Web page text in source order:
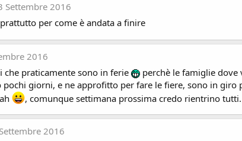
Settembre 2016
per come è andata a finire
2016
che praticamente sono in ferie
perchè le famiglie dove
pochi giorni, e ne approfitto per fare le fiere, sono in
, comunque settimana prossima credo rientrino
2016